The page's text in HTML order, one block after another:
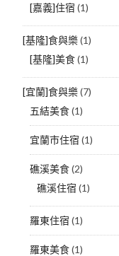
[嘉義]住宿 (1)
[基隆]食與樂(1)
[基隆]美食(1)
[宜蘭]食與樂(7)
五結美食(1)
宜蘭市住宿 (1)
礁溪美食(2)
礁溪住宿 (1)
羅東住宿 (1)
羅東美食(1)